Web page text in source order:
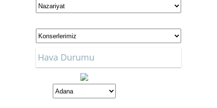
Hava Durumu